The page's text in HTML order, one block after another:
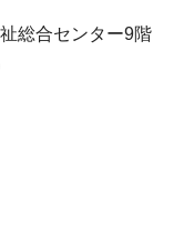
総合センター9階